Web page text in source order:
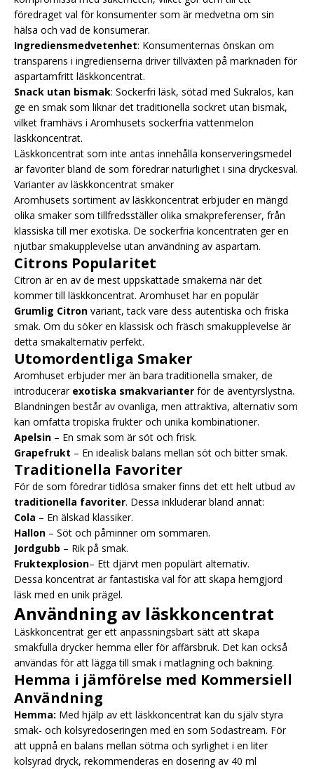
föredraget val för konsumenter som är medvetna om sin
hälsa och vad de konsumerar.
Ingrediensmedvetenhet: Konsumenternas önskan om
transparens i ingredienserna driver tillväxten på marknaden för
aspartamfritt läskkoncentrat.
Snack utan bismak: Sockerfri läsk, sötad med Sukralos, kan
ge en smak som liknar det traditionella sockret utan bismak,
vilket framhävs i Aromhusets sockerfria vattenmelon
läskkoncentrat.
Läskkoncentrat som inte antas innehålla konserveringsmedel
är favoriter bland de som föredrar naturlighet i sina dryckesval.
Varianter av läskkoncentrat smaker
Aromhusets sortiment av läskkoncentrat erbjuder en mängd
olika smaker som tillfredsställer olika smakpreferenser, från
klassiska till mer exotiska. De sockerfria koncentraten ger en
njutbar smakupplevelse utan användning av aspartam.
Citrons Popularitet
Citron är en av de mest uppskattade smakerna när det
kommer till läskkoncentrat. Aromhuset har en populär
Grumlig Citron variant, tack vare dess autentiska och friska
smak. Om du söker en klassisk och fräsch smakupplevelse är
detta smakalternativ perfekt.
Utomordentliga Smaker
Aromhuset erbjuder mer än bara traditionella smaker, de
introducerar exotiska smakvarianter för de äventyrslystna.
Blandningen består av ovanliga, men attraktiva, alternativ som
kan omfatta tropiska frukter och unika kombinationer.
Apelsin – En smak som är söt och frisk.
Grapefrukt – En idealisk balans mellan söt och bitter smak.
Traditionella Favoriter
För de som föredrar tidlösa smaker finns det ett helt utbud av
traditionella favoriter. Dessa inkluderar bland annat:
Cola – En älskad klassiker.
Hallon – Söt och påminner om sommaren.
Jordgubb – Rik på smak.
Fruktexplosion– Ett djärvt men populärt alternativ.
Dessa koncentrat är fantastiska val för att skapa hemgjord
läsk med en unik prägel.
Användning av läskkoncentrat
Läskkoncentrat ger ett anpassningsbart sätt att skapa
smakfulla drycker hemma eller för affärsbruk. Det kan också
användas för att lägga till smak i matlagning och bakning.
Hemma i jämförelse med Kommersiell
Användning
Hemma: Med hjälp av ett läskkoncentrat kan du själv styra
smak- och kolsyredoseringen med en som Sodastream. För
att uppnå en balans mellan sötma och syrlighet i en liter
kolsyrad dryck, rekommenderas en dosering av 40 ml